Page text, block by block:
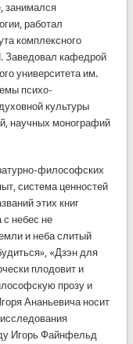
занимался
работал
комплексного
Заведовал кафедрой
университета им.
психо-
культуры
научных монографий
философских
система ценностей
этих книг
небес не
и неба слитый
«Дзэн для
плодовит и
прозу и
Ананьевича носит
Игорь Файнфельд